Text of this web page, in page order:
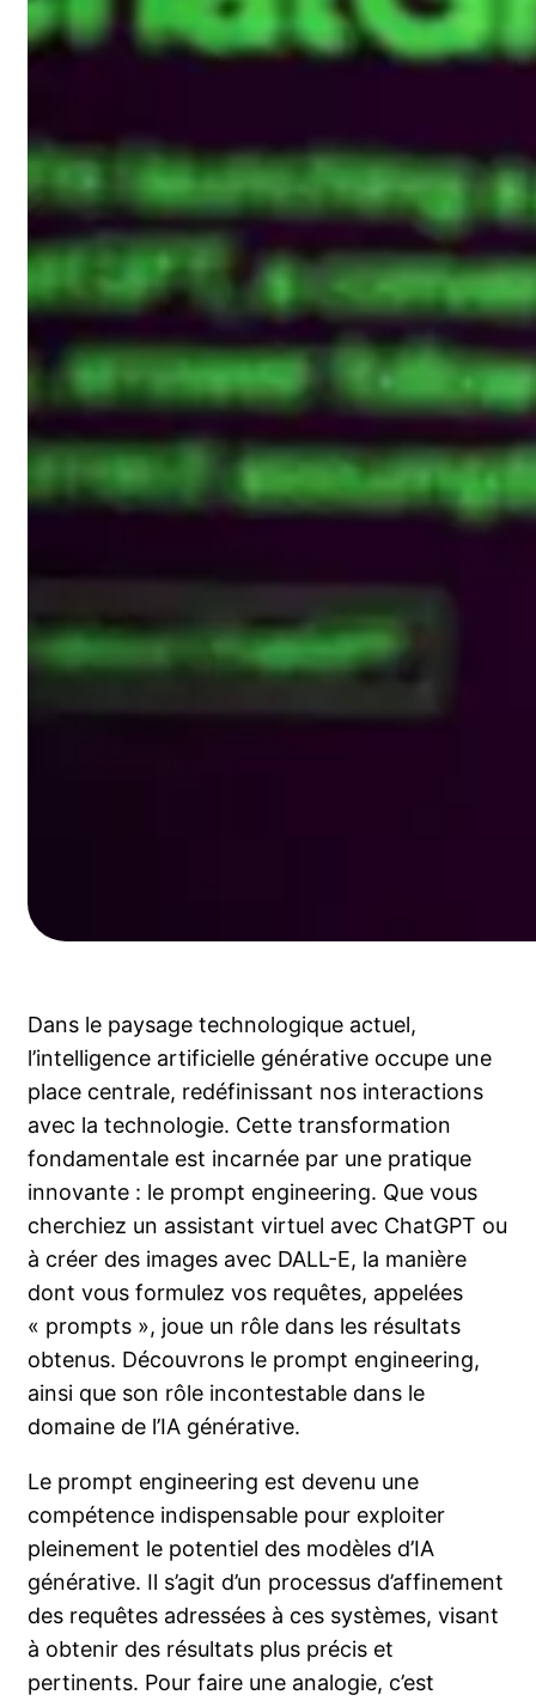
Dans le paysage technologique actuel,
l’intelligence artificielle générative occupe une
place centrale, redéfinissant nos interactions
avec la technologie. Cette transformation
fondamentale est incarnée par une pratique
innovante : le prompt engineering. Que vous
cherchiez un assistant virtuel avec ChatGPT ou
à créer des images avec DALL-E, la manière
dont vous formulez vos requêtes, appelées
« prompts », joue un rôle dans les résultats
obtenus. Découvrons le prompt engineering,
ainsi que son rôle incontestable dans le
domaine de l’IA générative.
Le prompt engineering est devenu une
compétence indispensable pour exploiter
pleinement le potentiel des modèles d’IA
générative. Il s’agit d’un processus d’affinement
des requêtes adressées à ces systèmes, visant
à obtenir des résultats plus précis et
pertinents. Pour faire une analogie, c’est